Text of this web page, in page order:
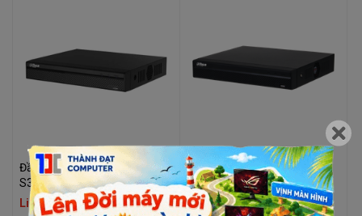
Đầu ghi Dahua NVR 1104HS-
S3/H
Liên hệ
Đầu ghi Dahua NVR 4116HS-
4KS3
Liên hệ